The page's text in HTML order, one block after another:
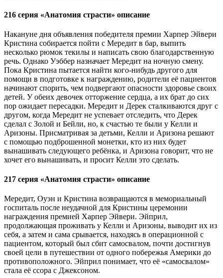
216 серия «Анатомия страсти» описание
Накануне дня объявления победителя премии Харпер Эйвери
Кристина собирается пойти с Мередит в бар, выпить
несколько рюмок текилы и написать свою благодарственную
речь. Однако Уэббер назначает Мередит на ночную смену.
Пока Кристина пытается найти кого-нибудь другого для
помощи в подготовке к награждению, родители её пациентов
начинают спорить, чем подвергают опасности здоровье своих
детей. У обеих девочек отторжение сердца, а их брат до сих
пор ожидает пересадки. Мередит и Дерек сталкиваются друг с
другом, когда Мередит не успевает отследить, что Дерек
сделал с Золой и Бейли, но, к счастью те были у Келли и
Аризоны. Присматривая за детьми, Келли и Аризона решают
с помощью подброшенной монетки, кто из них будет
вынашивать следующего ребёнка, и Аризона говорит, что не
хочет его вынашивать, и просит Келли это сделать.
217 серия «Анатомия страсти» описание
Мередит, Оуэн и Кристина возвращаются в мемориальный
госпиталь после неудачной для Кристины церемонии
награждения премией Харпер Эйвери. Эйприл,
продолжающая проживать у Келли и Аризоны, выводит их из
себя, а затем и сама срывается, находясь в операционной с
пациентом, который был сбит самосвалом, почти достигнув
своей цели в путешествии от одного побережья Америки до
противоположного. Эйприл понимает, что её «самосвалом»
стала её ссора с Джексоном.